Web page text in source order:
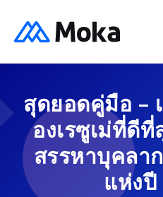
สุดยอดคู่มือ –
องเรซูเม่ที่ดี
สรรหาบุคลา
แห่งปี